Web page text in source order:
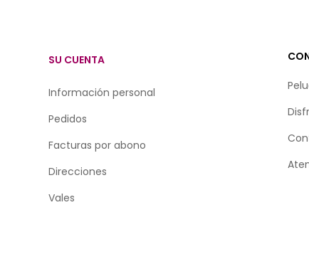
SU CUENTA
Información personal
Pedidos
Facturas por abono
Direcciones
Vales